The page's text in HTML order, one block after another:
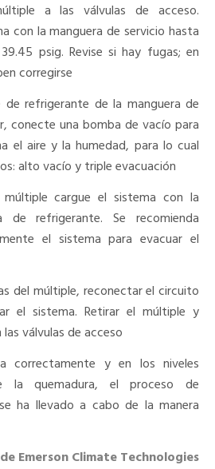
a las válvulas de acceso.
con la manguera de servicio hasta
psig. Revise si hay fugas; en
corregirse
refrigerante de la manguera de
conecte una bomba de vacío para
el aire y la humedad, para lo cual
alto vacío y triple evacuación
cargue el sistema con la
de refrigerante. Se recomienda
el sistema para evacuar el
del múltiple, reconectar el circuito
el sistema. Retirar el múltiple y
válvulas de acceso
correctamente y en los niveles
la quemadura, el proceso de
ha llevado a cabo de la manera
Emerson Climate Technologies